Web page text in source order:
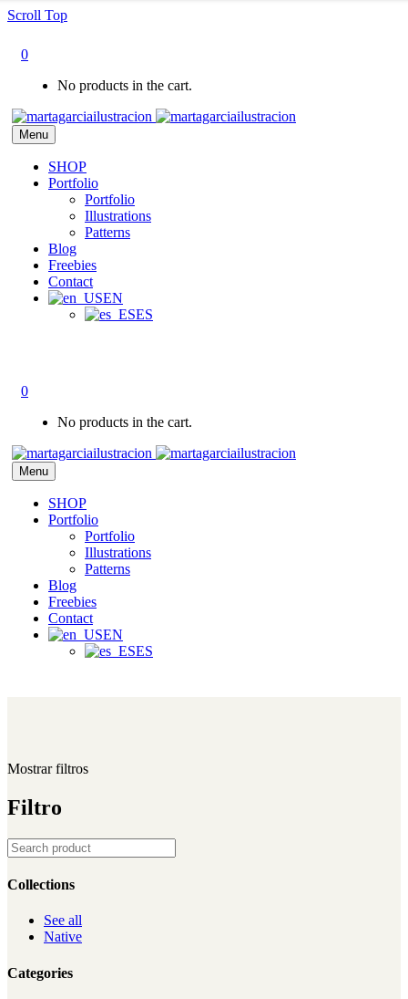
Scroll Top
Menu
SHOP
Portfolio
Portfolio
Illustrations
Patterns
Blog
Freebies
Contact
EN
ES
0
No products in the cart.
Menu
SHOP
Portfolio
Portfolio
Illustrations
Patterns
Blog
Freebies
Contact
EN
ES
0
No products in the cart.
Mostrar filtros
Filtro
Collections
See all
Native
Categories